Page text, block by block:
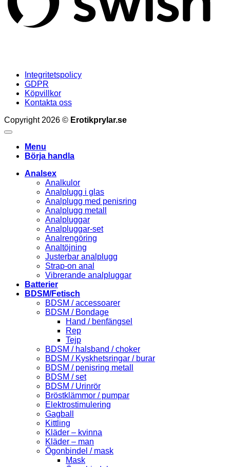
Integritetspolicy
GDPR
Köpvillkor
Kontakta oss
Copyright 2026 © Erotikprylar.se
Menu
Börja handla
Analsex
Analkulor
Analplugg i glas
Analplugg med penisring
Analplugg metall
Analpluggar
Analpluggar-set
Analrengöring
Analtöjning
Justerbar analplugg
Strap-on anal
Vibrerande analpluggar
Batterier
BDSM/Fetisch
BDSM / accessoarer
BDSM / Bondage
Hand / benfängsel
Rep
Tejp
BDSM / halsband / choker
BDSM / Kyskhetsringar / burar
BDSM / penisring metall
BDSM / set
BDSM / Urinrör
Bröstklämmor / pumpar
Elektrostimulering
Gagball
Kittling
Kläder – kvinna
Kläder – man
Ögonbindel / mask
Mask